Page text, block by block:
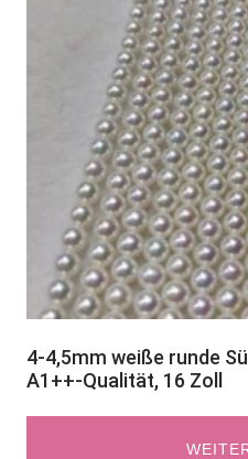
4-4,5mm weiße runde
A1++-Qualität, 16 Zoll